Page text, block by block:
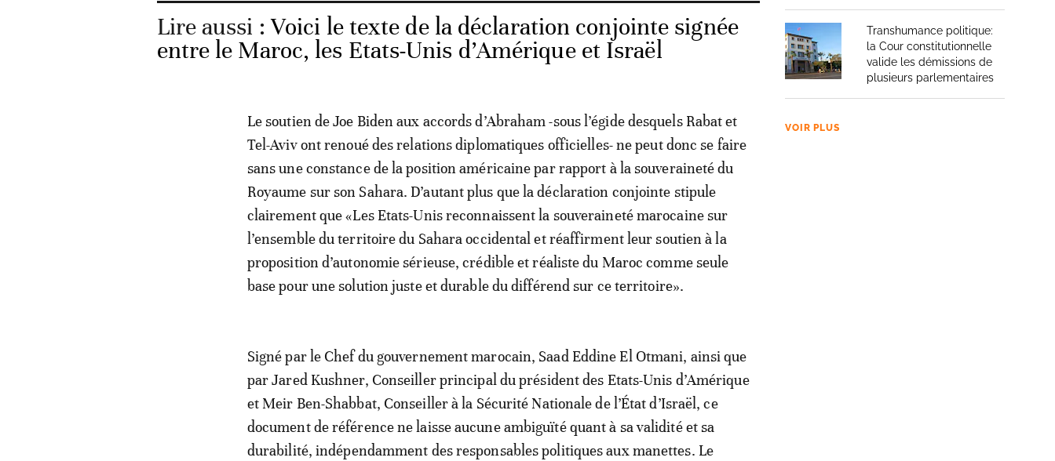
Lire aussi :Voici le texte de la déclaration conjointe signée
entre le Maroc, les Etats-Unis d’Amérique et Israël
Le soutien de Joe Biden aux accords d’Abraham -sous l’égide desquels Rabat et
Tel-Aviv ont renoué des relations diplomatiques officielles- ne peut donc se faire
sans une constance de la position américaine par rapport à la souveraineté du
Royaume sur son Sahara. D’autant plus que la déclaration conjointe stipule
clairement que «Les Etats-Unis reconnaissent la souveraineté marocaine sur
l’ensemble du territoire du Sahara occidental et réaffirment leur soutien à la
proposition d’autonomie sérieuse, crédible et réaliste du Maroc comme seule
base pour une solution juste et durable du différend sur ce territoire».
Signé par le Chef du gouvernement marocain, Saad Eddine El Otmani, ainsi que
par Jared Kushner, Conseiller principal du président des Etats-Unis d’Amérique
et Meir Ben-Shabbat, Conseiller à la Sécurité Nationale de l’État d’Israël, ce
document de référence ne laisse aucune ambiguïté quant à sa validité et sa
durabilité, indépendamment des responsables politiques aux manettes. Le
Transhumance politique:
la Cour constitutionnelle
valide les démissions de
plusieurs parlementaires
VOIR PLUS